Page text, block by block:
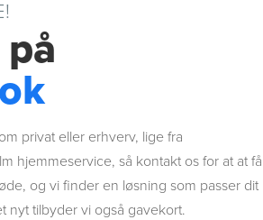
privat eller erhverv, lige fra
hjemmeservice, så kontakt os for at at få
og vi finder en løsning som passer dit
nyt tilbyder vi også gavekort.